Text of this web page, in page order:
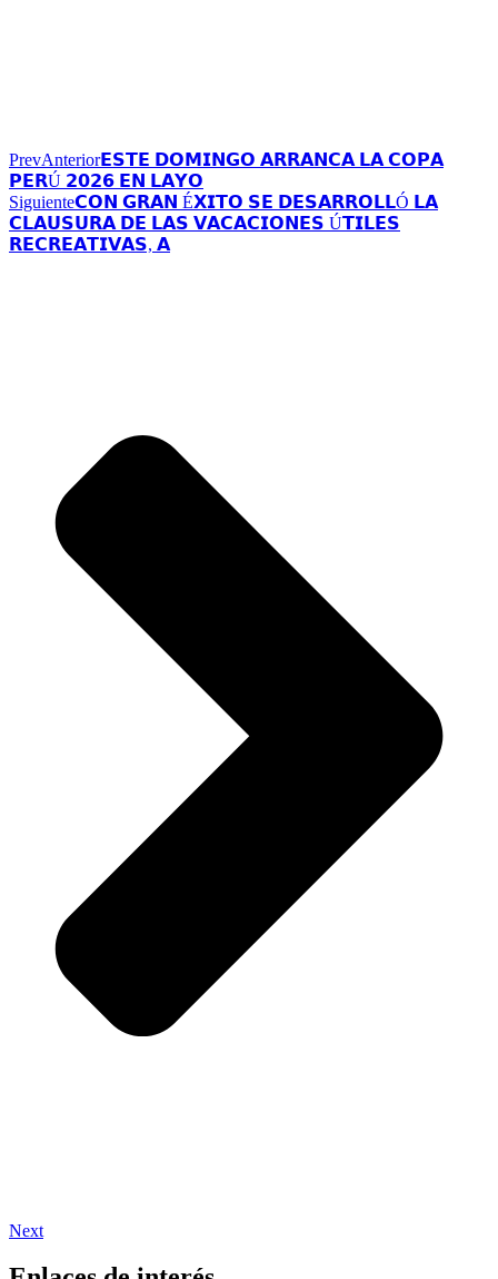
PrevAnterior𝗘𝗦𝗧𝗘 𝗗𝗢𝗠𝗜𝗡𝗚𝗢 𝗔𝗥𝗥𝗔𝗡𝗖𝗔 𝗟𝗔 𝗖𝗢𝗣𝗔
𝗣𝗘𝗥Ú 𝟮𝟬𝟮𝟲 𝗘𝗡 𝗟𝗔𝗬𝗢
Siguiente𝗖𝗢𝗡 𝗚𝗥𝗔𝗡 É𝗫𝗜𝗧𝗢 𝗦𝗘 𝗗𝗘𝗦𝗔𝗥𝗥𝗢𝗟𝗟Ó 𝗟𝗔
𝗖𝗟𝗔𝗨𝗦𝗨𝗥𝗔 𝗗𝗘 𝗟𝗔𝗦 𝗩𝗔𝗖𝗔𝗖𝗜𝗢𝗡𝗘𝗦 Ú𝗧𝗜𝗟𝗘𝗦
𝗥𝗘𝗖𝗥𝗘𝗔𝗧𝗜𝗩𝗔𝗦, 𝗔
Next